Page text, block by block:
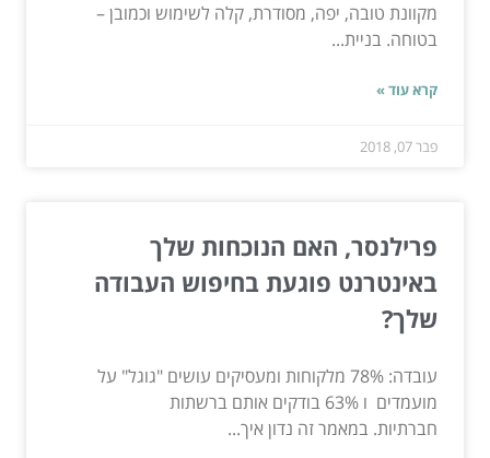
מקוונת טובה, יפה, מסודרת, קלה לשימוש וכמובן –
בטוחה. בניית...
קרא עוד »
פבר 07, 2018
פרילנסר, האם הנוכחות שלך
באינטרנט פוגעת בחיפוש העבודה
שלך?
עובדה: 78% מלקוחות ומעסיקים עושים "גוגל" על
מועמדים ו 63% בודקים אותם ברשתות
חברתיות. במאמר זה נדון איך...